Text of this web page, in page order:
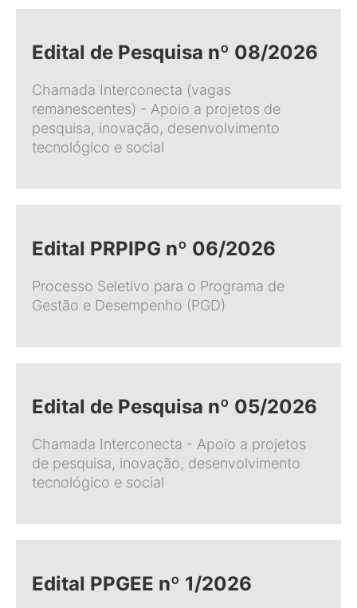
Edital de Pesquisa nº 08/2026
Chamada Interconecta (vagas
remanescentes) - Apoio a projetos de
pesquisa, inovação, desenvolvimento
tecnológico e social
Edital PRPIPG nº 06/2026
Processo Seletivo para o Programa de
Gestão e Desempenho (PGD)
Edital de Pesquisa nº 05/2026
Chamada Interconecta - Apoio a projetos
de pesquisa, inovação, desenvolvimento
tecnológico e social
Edital PPGEE nº 1/2026